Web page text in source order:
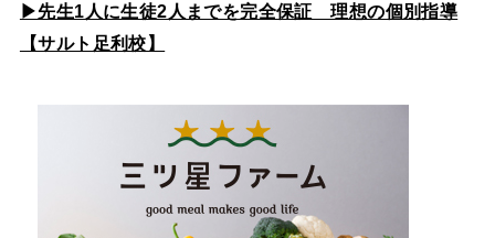
▶先生1人に生徒2人までを完全保証 理想の個別指導
【サルト足利校】